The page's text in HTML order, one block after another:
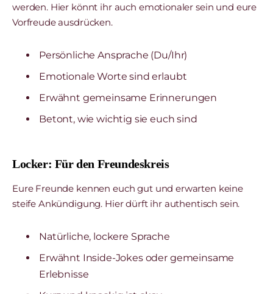
werden. Hier könnt ihr auch emotionaler sein und eure
Vorfreude ausdrücken.
Persönliche Ansprache (Du/Ihr)
Emotionale Worte sind erlaubt
Erwähnt gemeinsame Erinnerungen
Betont, wie wichtig sie euch sind
Locker: Für den Freundeskreis
Eure Freunde kennen euch gut und erwarten keine
steife Ankündigung. Hier dürft ihr authentisch sein.
Natürliche, lockere Sprache
Erwähnt Inside-Jokes oder gemeinsame
Erlebnisse